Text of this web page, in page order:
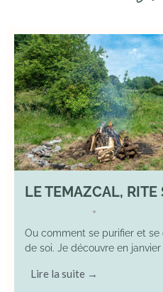
LE TEMAZCAL, RITE
•
Ou comment se purifier et
de soi. Je découvre en
Lire la suite →